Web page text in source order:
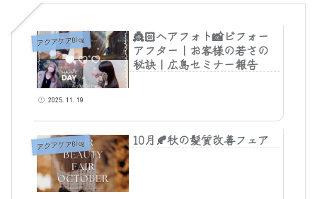
アクアケアBlog
👸🏻ヘアフォト📸ビフォー
アフター｜お客様の若さの
秘訣｜広島セミナー報告
2025.11.19
アクアケアBlog 10月🍂秋の髪質改善フェア